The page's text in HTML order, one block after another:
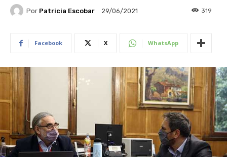
Por Patricia Escobar 29/06/2021 319
Facebook X WhatsApp